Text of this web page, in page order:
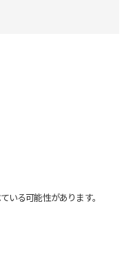
る可能性があります。